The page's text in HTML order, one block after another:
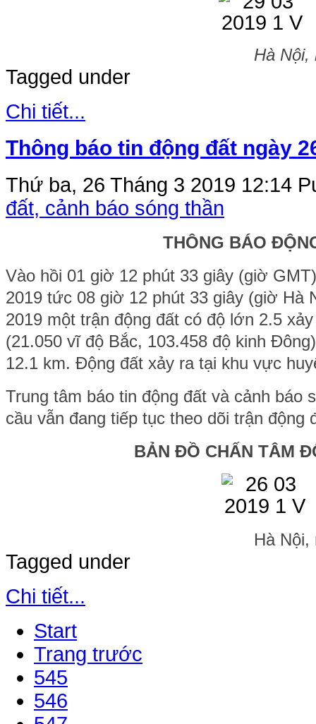
Hà Nội,
Tagged under
Chi tiết...
Thông báo tin động đất ngày
Thứ ba, 26 Tháng 3 2019 12:14
đất, cảnh báo sóng thần
THÔNG BÁO
Vào hồi 01 giờ 12 phút 33 giây (giờ
2019 tức 08 giờ 12 phút 33 giây (giờ Hà
2019 một trận động đất có độ lớn 2.5
(21.050 vĩ độ Bắc, 103.458 độ kinh
12.1 km. Động đất xảy ra tại khu vực
Trung tâm báo tin động đất và cảnh báo
cầu vẫn đang tiếp tục theo dõi trận động
BẢN ĐỒ CHẤN TÂM
Hà Nội,
Tagged under
Chi tiết...
Start
Trang trước
545
546